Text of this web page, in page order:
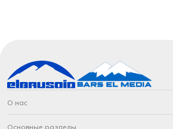
О нас
Основные разделы